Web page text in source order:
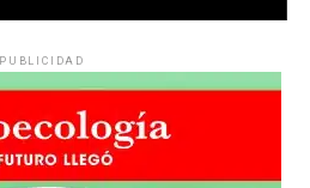
PUBLICIDAD